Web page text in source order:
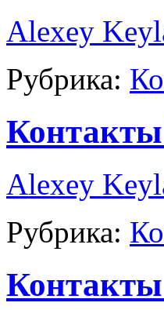
Alexey
Рубрика:
Контакты
Alexey
Рубрика:
Контакты